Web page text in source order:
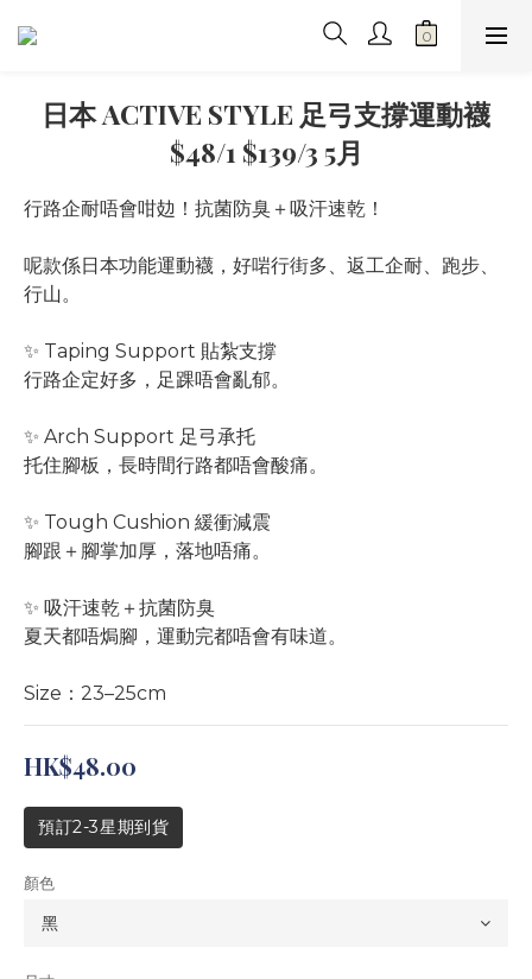
日本 ACTIVE STYLE 足弓支撐運動襪
$48/1 $139/3 5月
行路企耐唔會咁攰！抗菌防臭＋吸汗速乾！
呢款係日本功能運動襪，好啱行街多、返工企耐、跑步、
行山。
✨ Taping Support 貼紮支撐
行路企定好多，足踝唔會亂郁。
✨ Arch Support 足弓承托
托住腳板，長時間行路都唔會酸痛。
✨ Tough Cushion 緩衝減震
腳跟＋腳掌加厚，落地唔痛。
✨ 吸汗速乾＋抗菌防臭
夏天都唔焗腳，運動完都唔會有味道。
Size：23–25cm
HK$48.00
預訂2-3星期到貨
顏色